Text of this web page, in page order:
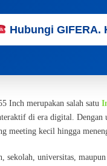
Hubungi GIFERA.
Inch merupakan salah satu
di era digital.
meeting kecil hingga
sekolah, universitas,